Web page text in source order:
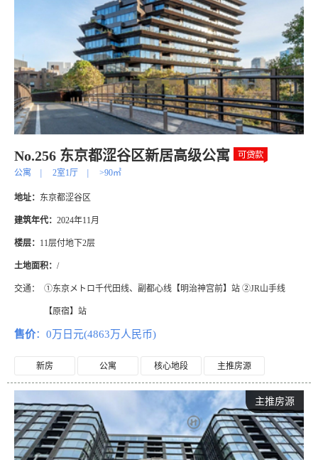
No.256 东京都涩谷区新居高级公寓
公寓 2室1厅 >90㎡
地址： 东京都涩谷区
建筑年代： 2024年11月
楼层： 11层付地下2层
土地面积： /
交通： ①东京メトロ千代田线、副都心线【明治神宫前】站 ②JR山手线
【原宿】站
售价：0万日元(4863万人民币)
新房 公寓 核心地段 主推房源
主推房源